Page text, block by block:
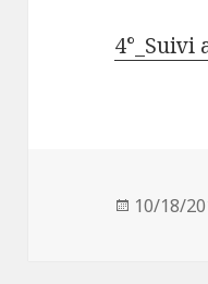
4°_Suivi
Publié
10/18/